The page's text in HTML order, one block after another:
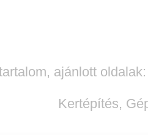
ajánlott
Kertépítés,